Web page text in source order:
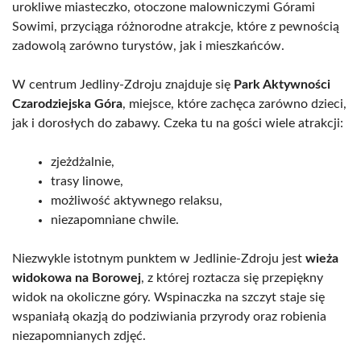
urokliwe miasteczko, otoczone malowniczymi Górami
Sowimi, przyciąga różnorodne atrakcje, które z pewnością
zadowolą zarówno turystów, jak i mieszkańców.
W centrum Jedliny-Zdroju znajduje się Park Aktywności
Czarodziejska Góra, miejsce, które zachęca zarówno dzieci,
jak i dorosłych do zabawy. Czeka tu na gości wiele atrakcji:
zjeżdżalnie,
trasy linowe,
możliwość aktywnego relaksu,
niezapomniane chwile.
Niezwykle istotnym punktem w Jedlinie-Zdroju jest wieża
widokowa na Borowej, z której roztacza się przepiękny
widok na okoliczne góry. Wspinaczka na szczyt staje się
wspaniałą okazją do podziwiania przyrody oraz robienia
niezapomnianych zdjęć.